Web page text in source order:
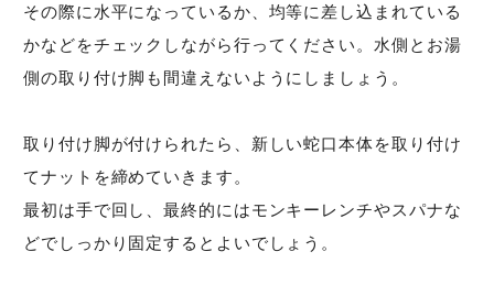
その際に水平になっているか、均等に差し込まれている
かなどをチェックしながら行ってください。水側とお湯
側の取り付け脚も間違えないようにしましょう。
取り付け脚が付けられたら、新しい蛇口本体を取り付け
てナットを締めていきます。
最初は手で回し、最終的にはモンキーレンチやスパナな
どでしっかり固定するとよいでしょう。